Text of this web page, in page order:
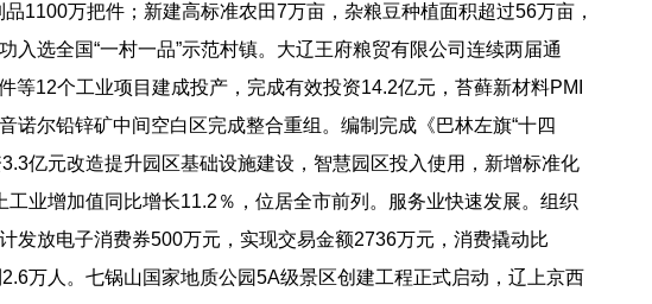
1100万把件；新建高标准农田7万亩，杂粮豆种植面积超过56万亩，
选全国“一村一品”示范村镇。大辽王府粮贸有限公司连续两届通
12个工业项目建成投产，完成有效投资14.2亿元，苔藓新材料PMI
尔铅锌矿中间空白区完成整合重组。编制完成《巴林左旗“十四
亿元改造提升园区基础设施建设，智慧园区投入使用，新增标准化
业增加值同比增长11.2％，位居全市前列。服务业快速发展。组织
发放电子消费券500万元，实现交易金额2736万元，消费撬动比
万人。七锅山国家地质公园5A级景区创建工程正式启动，辽上京西